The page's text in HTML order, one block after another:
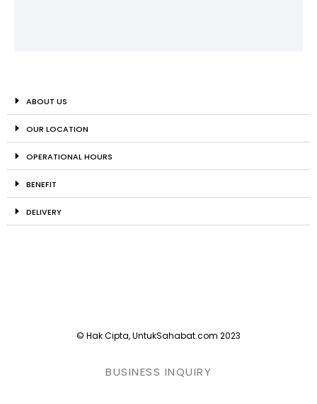
ABOUT US
OUR LOCATION
OPERATIONAL HOURS
BENEFIT
DELIVERY
© Hak Cipta, UntukSahabat.com 2023
BUSINESS INQUIRY